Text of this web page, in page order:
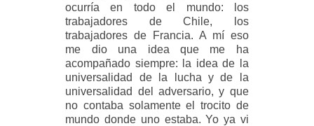
ocurría en todo el mundo: los
trabajadores de Chile, los
trabajadores de Francia. A mí eso
me dio una idea que me ha
acompañado siempre: la idea de la
universalidad de la lucha y de la
universalidad del adversario, y que
no contaba solamente el trocito de
mundo donde uno estaba. Yo ya vi